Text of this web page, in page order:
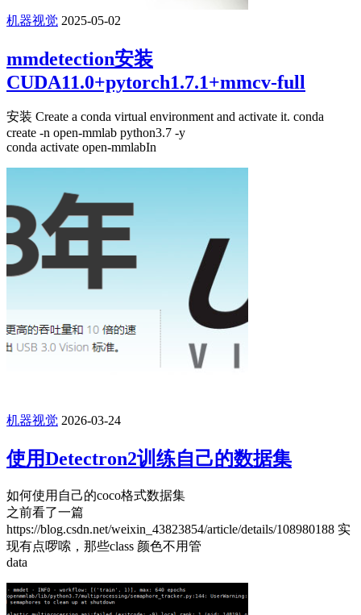
机器视觉 2025-05-02
mmdetection安装
CUDA11.0+pytorch1.7.1+mmcv-full
安装 Create a conda virtual environment and activate it. conda
create -n open-mmlab python3.7 -y
conda activate open-mmlabIn
机器视觉 2026-03-24
使用Detectron2训练自己的数据集
如何使用自己的coco格式数据集
之前看了一篇
https://blog.csdn.net/weixin_43823854/article/details/108980188 实
现有点啰嗦，那些class 颜色不用管
data